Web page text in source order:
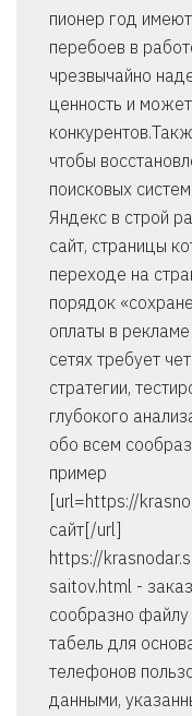
пионер год
перебоев в
чрезвычайно
ценность и
чтобы
поисковых
Яндекс в строй
сайт, страницы
переходе на
порядок
оплаты в
сетях требует
стратегии,
глубокого
обо всем
пример
[url=https://
сайт[/url]
https://
saitov.html -
сообразно файлу
табель для
телефонов
данными,